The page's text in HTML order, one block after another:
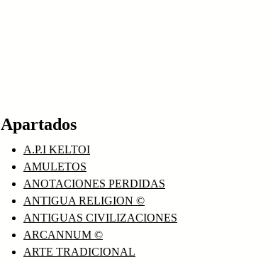
Apartados
A.P.I KELTOI
AMULETOS
ANOTACIONES PERDIDAS
ANTIGUA RELIGION ©
ANTIGUAS CIVILIZACIONES
ARCANNUM ©
ARTE TRADICIONAL